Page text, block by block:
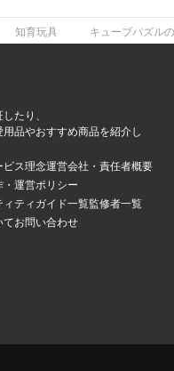
知育玩具 キューブパズル
たり、
品やおすすめ商品を紹介し
ビス理念運営会社・責任者概要
運営ポリシー
ティ ガイド一覧監修者一覧
てお問い合わせ